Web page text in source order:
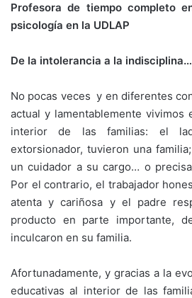
Profesora de tiempo completo
psicología en la UDLAP
De la intolerancia a la indisciplina…
No pocas veces y en diferentes
actual y lamentablemente
interior de las familias: el
extorsionador, tuvieron una
un cuidador a su cargo… o
Por el contrario, el trabajador
atenta y cariñosa y el padre
producto en parte importante,
inculcaron en su familia.
Afortunadamente, y gracias a la
educativas al interior de las